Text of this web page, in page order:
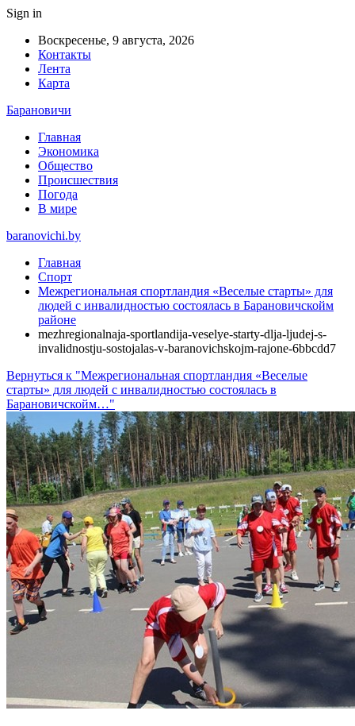
Sign in
Воскресенье, 9 августа, 2026
Контакты
Лента
Карта
Барановичи
Главная
Экономика
Общество
Происшествия
Погода
В мире
baranovichi.by
Главная
Спорт
Межрегиональная спортландия «Веселые старты» для
людей с инвалидностью состоялась в Барановичскойм
районе
mezhregionalnaja-sportlandija-veselye-starty-dlja-ljudej-s-
invalidnostju-sostojalas-v-baranovichskojm-rajone-6bbcdd7
Вернуться к "Межрегиональная спортландия «Веселые
старты» для людей с инвалидностью состоялась в
Барановичскойм…"